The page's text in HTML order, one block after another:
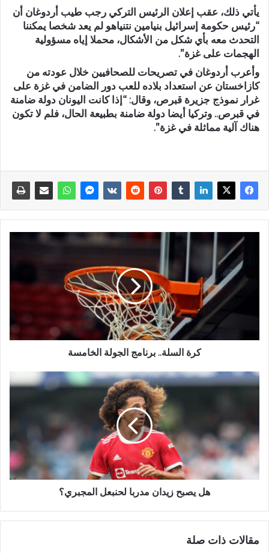
يأتي ذلك، عقب إعلان الرئيس التركي رجب طيب أردوغان أن
“رئيس حكومة إسرائيل بنيامين نتنياهو لم يعد شخصا يمكننا
التحدث معه بأي شكل من الأشكال، محملا إياه مسؤولية
الهجمات على غزة”.
وأعرب أردوغان في تصريحات للصحافيين خلال عودته من
كازاخستان عن استعداد بلاده للعب دور الضامن في غزة على
غرار نموذج جزيرة قبرص، وقال: “إذا كانت اليونان دولة ضامنة
في قبرص.. وتركيا أيضا دولة ضامنة بطبيعة الحال، فلم لا تكون
هناك آلية مماثلة في غزة”.
كرة السلة.. برنامج الجولة الخامسة
هل يصبح زيدان مدربا لحنبعل المجبري؟
مقالات ذات صلة